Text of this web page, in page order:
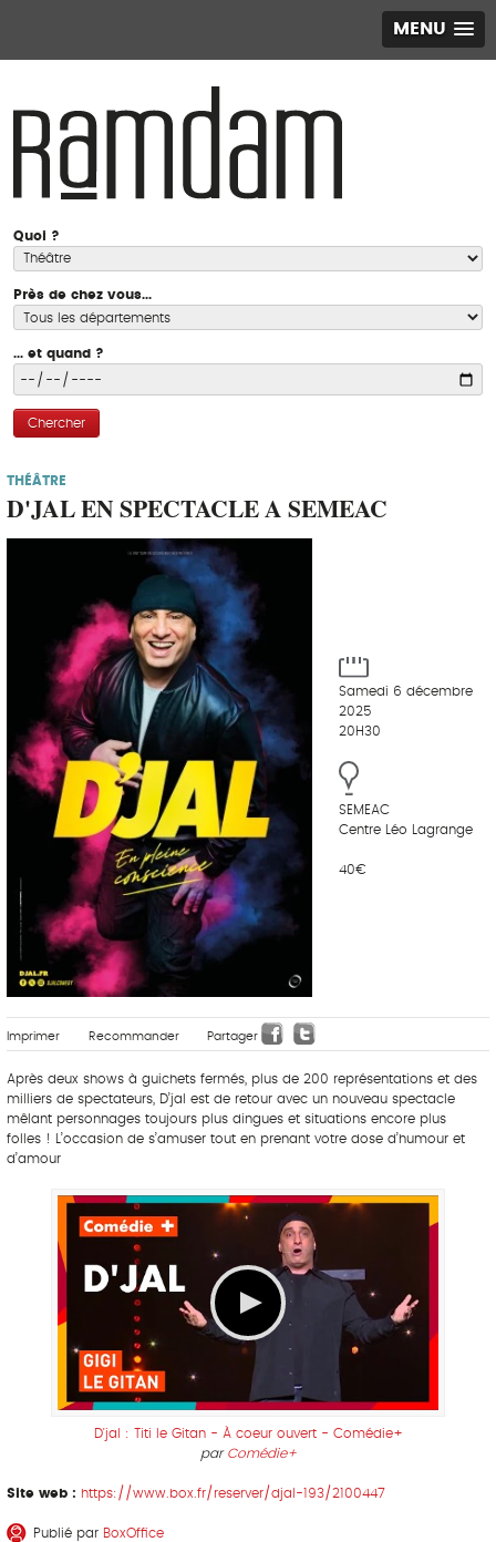
MENU
Quoi ?
Près de chez vous...
... et quand ?
Chercher
THÉÂTRE
D'JAL EN SPECTACLE A SEMEAC
Samedi 6 décembre
2025
20H30
SEMEAC
Centre Léo Lagrange
40€
Imprimer Recommander Partager
Après deux shows à guichets fermés, plus de 200 représentations et des
milliers de spectateurs, D’jal est de retour avec un nouveau spectacle
mêlant personnages toujours plus dingues et situations encore plus
folles ! L’occasion de s’amuser tout en prenant votre dose d’humour et
d’amour
D'jal : Titi le Gitan - À coeur ouvert - Comédie+
par Comédie+
Site web : https://www.box.fr/reserver/djal-193/2100447
Publié par BoxOffice